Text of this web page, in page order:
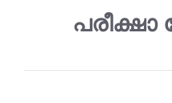
പരീക്ഷാ